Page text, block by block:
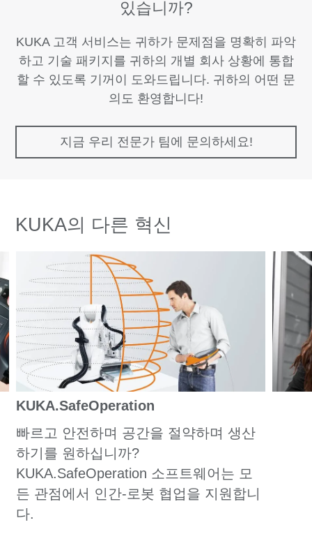
있습니까?
KUKA 고객 서비스는 귀하가 문제점을 명확히 파악
하고 기술 패키지를 귀하의 개별 회사 상황에 통합
할 수 있도록 기꺼이 도와드립니다. 귀하의 어떤 문
의도 환영합니다!
지금 우리 전문가 팀에 문의하세요!
KUKA의 다른 혁신
KUKA.SafeOperation
빠르고 안전하며 공간을 절약하며 생산
하기를 원하십니까?
KUKA.SafeOperation 소프트웨어는 모
든 관점에서 인간-로봇 협업을 지원합니
다.